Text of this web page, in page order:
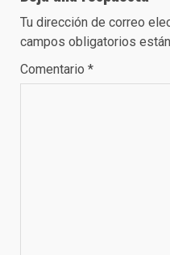
Tu dirección de correo
campos obligatorios
Comentario *